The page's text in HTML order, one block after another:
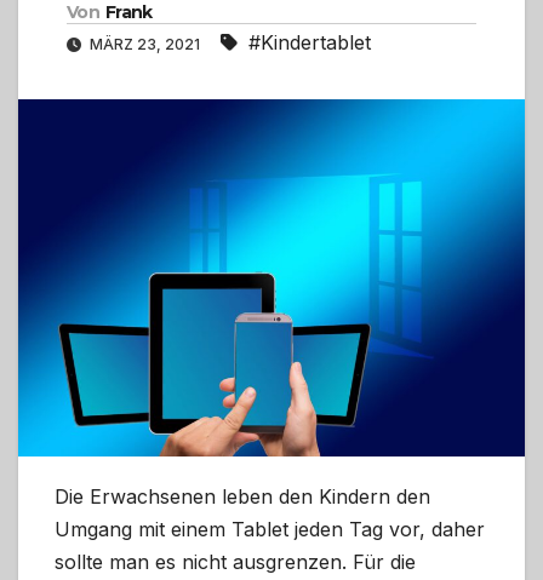
Von Frank
MÄRZ 23, 2021 #Kindertablet
Die Erwachsenen leben den Kindern den
Umgang mit einem Tablet jeden Tag vor, daher
sollte man es nicht ausgrenzen. Für die